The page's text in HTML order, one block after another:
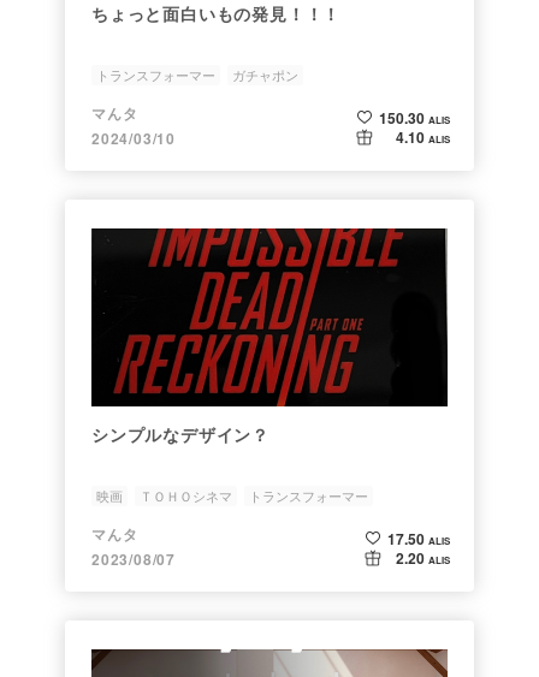
ちょっと面白いもの発見！！！
トランスフォーマー ガチャポン
マんタ
2024/03/10
150.30 ALIS
4.10 ALIS
シンプルなデザイン？
映画 ＴＯＨＯシネマ トランスフォーマー
マんタ
2023/08/07
17.50 ALIS
2.20 ALIS